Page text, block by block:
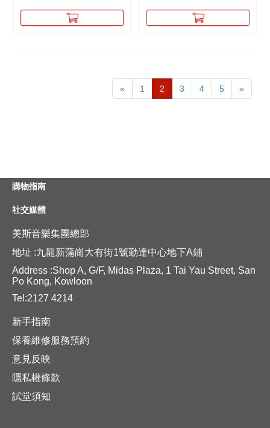
« 1 2 3 4 5 »
購物指南
社交媒體
美斯音樂集團總部
地址 :九龍新蒲崗大有街1號勤達中心地下A鋪
Address :Shop A, G/F, Midas Plaza, 1 Tai Yau Street, San
Po Kong, Kowloon
Tel:2127 4214
新手指南
保養維修服務預約
意見反映
隱私權條款
試堂須知